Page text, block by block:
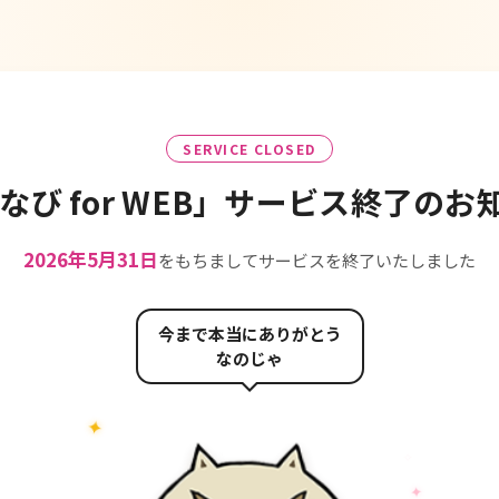
SERVICE CLOSED
び for WEB」 サービス終了のお
2026年5月31日をもちましてサービスを終了いたしました
今まで本当にありがとう
なのじゃ
✦
✦